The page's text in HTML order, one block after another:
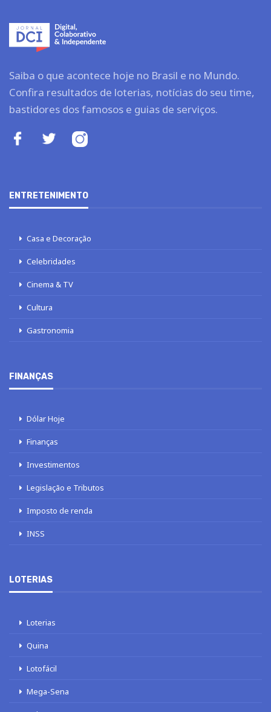
Saiba o que acontece hoje no Brasil e no Mundo.
Confira resultados de loterias, notícias do seu time,
bastidores dos famosos e guias de serviços.
ENTRETENIMENTO
Casa e Decoração
Celebridades
Cinema & TV
Cultura
Gastronomia
FINANÇAS
Dólar Hoje
Finanças
Investimentos
Legislação e Tributos
Imposto de renda
INSS
LOTERIAS
Loterias
Quina
Lotofácil
Mega-Sena